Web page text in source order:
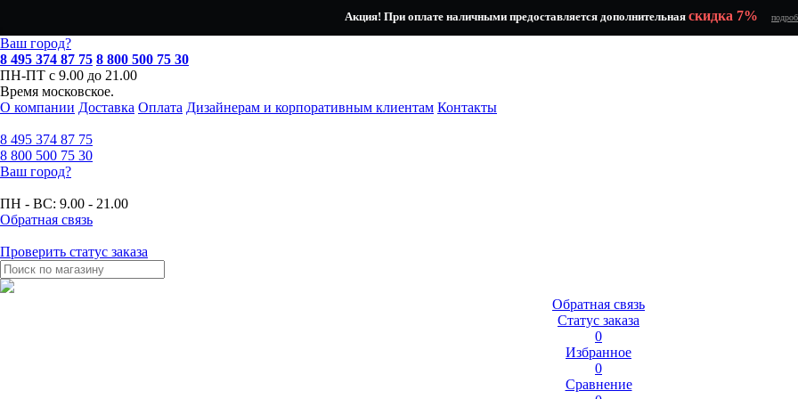
Акция! При оплате наличными предоставляется дополнительная скидка 7%
Ваш город?
8 495 374 87 75 8 800 500 75 30
ПН-ПТ с 9.00 до 21.00
Время московское.
О компании Доставка Оплата Дизайнерам и корпоративным клиентам Контакты
8 495 374 87 75
8 800 500 75 30
Ваш город?
ПН - ВС: 9.00 - 21.00
Обратная связь
Проверить статус заказа
Обратная связь
Статус заказа
0
Избранное
0
Сравнение